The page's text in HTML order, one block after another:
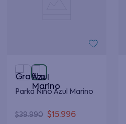
Parka Niño Azul Marino
$39.990 $15.996